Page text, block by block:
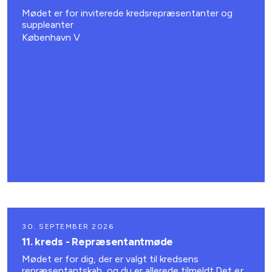
Mødet er for inviterede kredsrepræsentanter og
suppleanter
København V
30. SEPTEMBER 2026
11. kreds - Repræsentantmøde
Mødet er for dig, der er valgt til kredsens